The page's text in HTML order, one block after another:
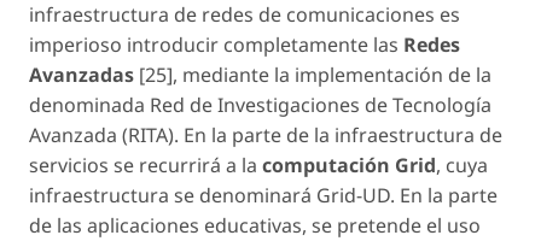
infraestructura de redes de comunicaciones es
imperioso introducir completamente las Redes
Avanzadas [25], mediante la implementación de la
denominada Red de Investigaciones de Tecnología
Avanzada (RITA). En la parte de la infraestructura de
servicios se recurrirá a la computación Grid, cuya
infraestructura se denominará Grid-UD. En la parte
de las aplicaciones educativas, se pretende el uso